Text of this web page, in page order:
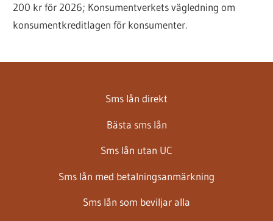
200 kr för 2026; Konsumentverkets vägledning om
konsumentkreditlagen för konsumenter.
Sms lån direkt
Bästa sms lån
Sms lån utan UC
Sms lån med betalningsanmärkning
Sms lån som beviljar alla